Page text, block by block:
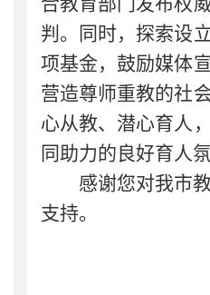
判。同时，探索设
项基金，鼓励媒体
营造尊师重教的社
心从教、潜心育人
同助力的良好育人氛
感谢您对我市
支持。